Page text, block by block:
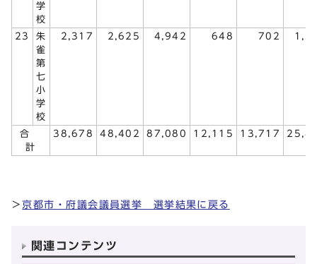
学
校
23
朱
雀
第
七
小
学
校
2,317 2,625 4,942 648 702
合
計
38,678 48,402 87,080 12,115 13,717
＞京都市・府議会議員選挙 選挙結果に戻る
関連コンテンツ